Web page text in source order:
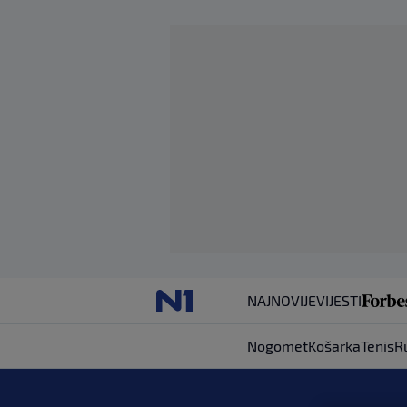
NAJNOVIJEVIJESTI
NogometKošarkaTenis